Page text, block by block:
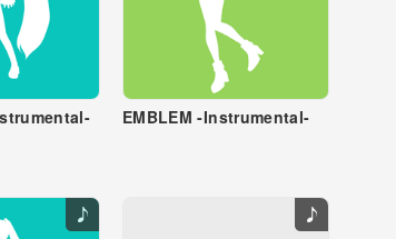
EMBLEM -Instrumental-